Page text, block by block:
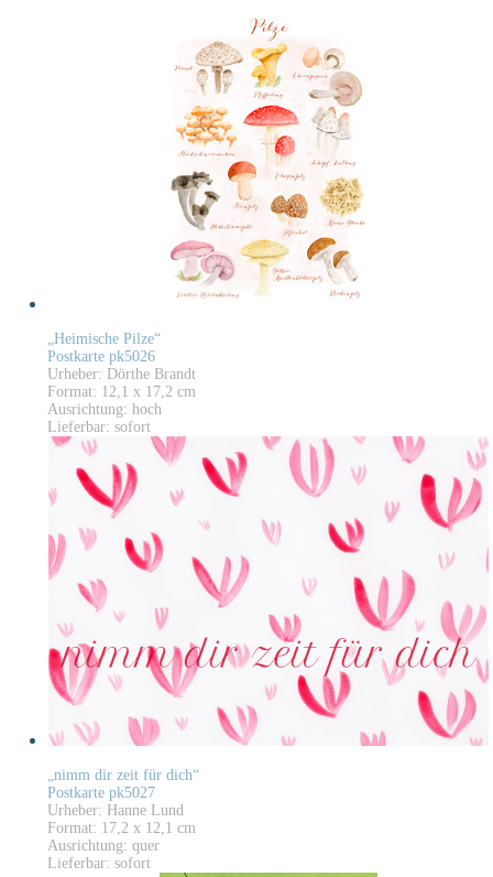
„Heimische Pilze“
Postkarte pk5026
Urheber: Dörthe Brandt
Format: 12,1 x 17,2 cm
Ausrichtung: hoch
Lieferbar: sofort
„nimm dir zeit für dich“
Postkarte pk5027
Urheber: Hanne Lund
Format: 17,2 x 12,1 cm
Ausrichtung: quer
Lieferbar: sofort